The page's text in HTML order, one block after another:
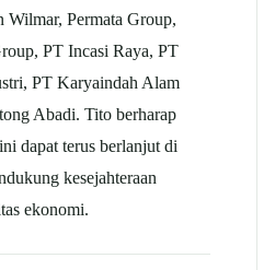
Wilmar, Permata Group,
PT Incasi Raya, PT
PT Karyaindah Alam
Abadi. Tito berharap
dapat terus berlanjut di
kesejahteraan
ekonomi.